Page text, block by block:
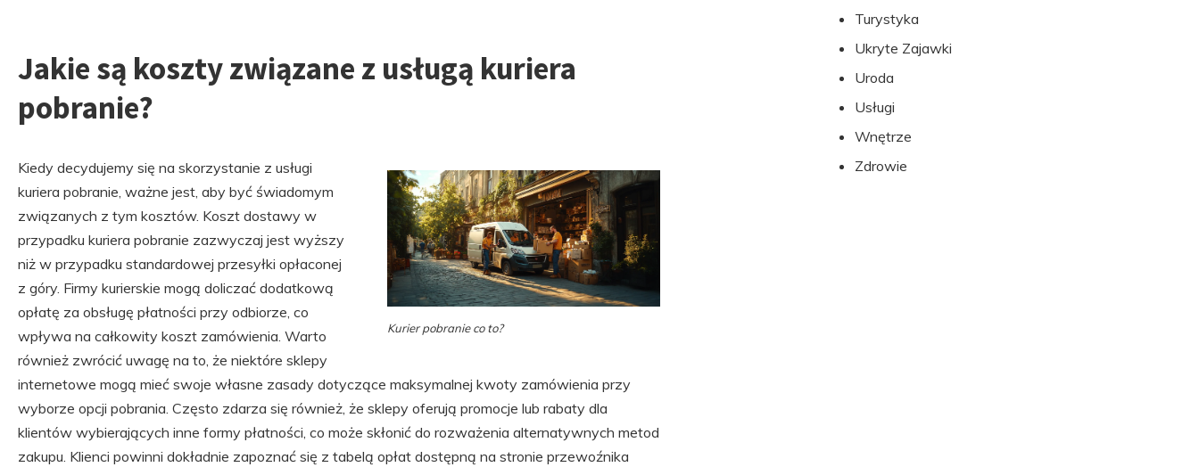
Jakie są koszty związane z usługą kuriera
pobranie?
Kurier pobranie co to?
Kiedy decydujemy się na skorzystanie z usługi
kuriera pobranie, ważne jest, aby być świadomym
związanych z tym kosztów. Koszt dostawy w
przypadku kuriera pobranie zazwyczaj jest wyższy
niż w przypadku standardowej przesyłki opłaconej
z góry. Firmy kurierskie mogą doliczać dodatkową
opłatę za obsługę płatności przy odbiorze, co
wpływa na całkowity koszt zamówienia. Warto
również zwrócić uwagę na to, że niektóre sklepy
internetowe mogą mieć swoje własne zasady dotyczące maksymalnej kwoty zamówienia przy
wyborze opcji pobrania. Często zdarza się również, że sklepy oferują promocje lub rabaty dla
klientów wybierających inne formy płatności, co może skłonić do rozważenia alternatywnych metod
zakupu. Klienci powinni dokładnie zapoznać się z tabelą opłat dostępną na stronie przewoźnika
Turystyka
Ukryte Zajawki
Uroda
Usługi
Wnętrze
Zdrowie